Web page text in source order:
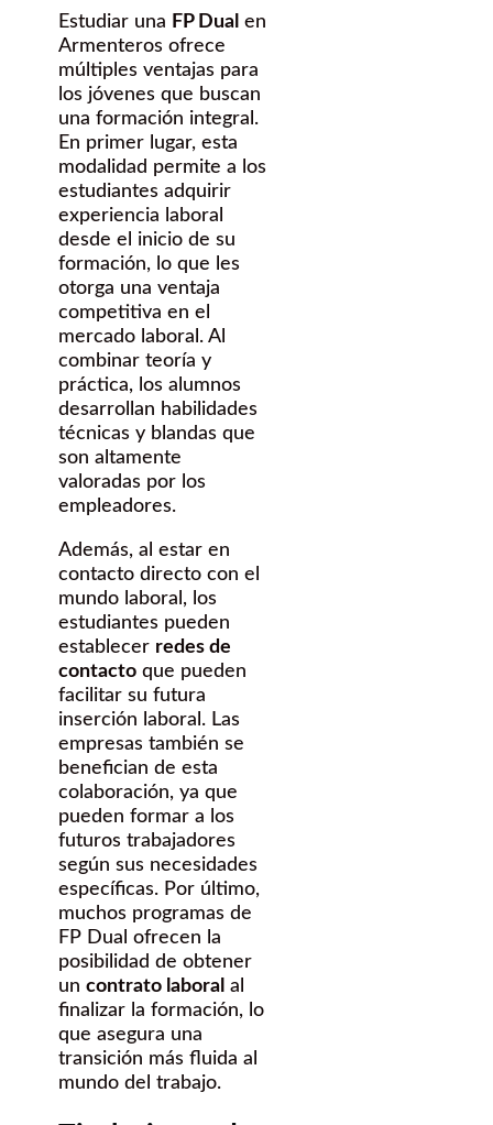
Estudiar una FP Dual en
Armenteros ofrece
múltiples ventajas para
los jóvenes que buscan
una formación integral.
En primer lugar, esta
modalidad permite a los
estudiantes adquirir
experiencia laboral
desde el inicio de su
formación, lo que les
otorga una ventaja
competitiva en el
mercado laboral. Al
combinar teoría y
práctica, los alumnos
desarrollan habilidades
técnicas y blandas que
son altamente
valoradas por los
empleadores.
Además, al estar en
contacto directo con el
mundo laboral, los
estudiantes pueden
establecer redes de
contacto que pueden
facilitar su futura
inserción laboral. Las
empresas también se
benefician de esta
colaboración, ya que
pueden formar a los
futuros trabajadores
según sus necesidades
específicas. Por último,
muchos programas de
FP Dual ofrecen la
posibilidad de obtener
un contrato laboral al
finalizar la formación, lo
que asegura una
transición más fluida al
mundo del trabajo.